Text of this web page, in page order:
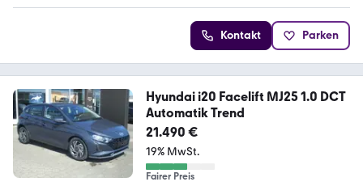
Kontakt Parken
Hyundai i20 Facelift MJ25 1.0 DCT
Automatik Trend
21.490 €
19% MwSt.
Fairer Preis